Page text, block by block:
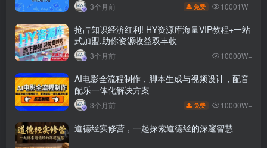
3个月前 免费 10001W+
抢占知识经济红利! HY资源库海量VIP教程+一站
式加盟,助你资源收益双丰收
3个月前 10000W+
AI电影全流程制作，脚本生成与视频设计，配音
配乐一体化解决方案
3个月前 免费 10000W+
道德经实修营，一起探索道德经的深邃智慧